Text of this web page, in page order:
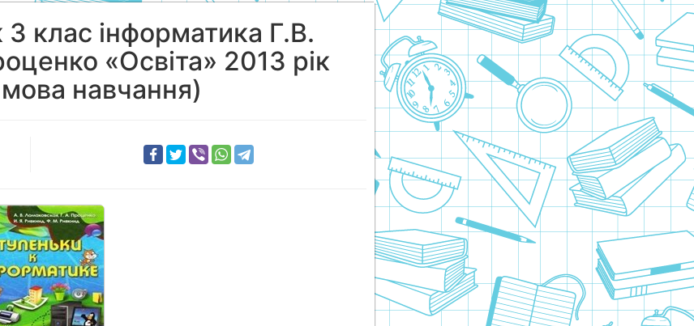
клас інформатика Г.В.
«Освіта» 2013 рік
навчання)